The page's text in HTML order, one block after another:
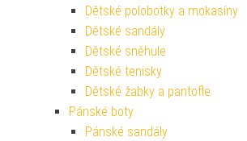
Dětské polobotky a mokasíny
Dětské sandály
Dětské sněhule
Dětské tenisky
Dětské žabky a pantofle
Pánské boty
Pánské sandály